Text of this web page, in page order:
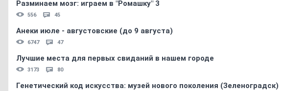
Разминаем мозг: играем в "Ромашку" 3
556 45
Анеки июле - августовские (до 9 августа)
6747 47
Лучшие места для первых свиданий в нашем городе
3173 80
Генетический код искусства: музей нового поколения (Зеленоградск)